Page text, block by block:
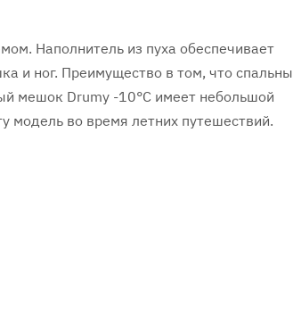
Наполнитель из пуха обеспечивает
и ног. Преимущество в том, что
мешок Drumy -10°C имеет небольшой
модель во время летних путешествий.